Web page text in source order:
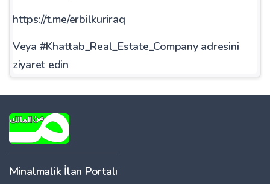
https://t.me/erbilkuriraq
Veya #Khattab_Real_Estate_Company adresini
ziyaret edin
Minalmalik İlan Portalı